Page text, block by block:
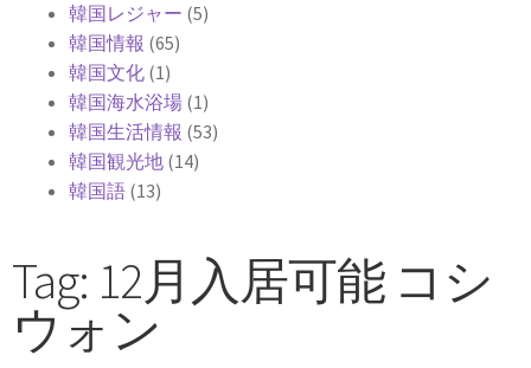
韓国レジャー (5)
韓国情報 (65)
韓国文化 (1)
韓国海水浴場 (1)
韓国生活情報 (53)
韓国観光地 (14)
韓国語 (13)
Tag: 12月入居可能 コシ
ウォン